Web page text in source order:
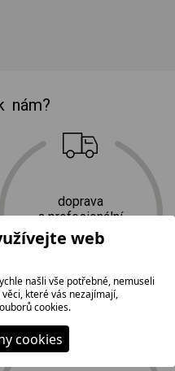
nám?
doprava
a profesionální
instalace zdarma
web
našli vše potřebné, nemuseli
které vás nezajímají,
cookies.
cookies